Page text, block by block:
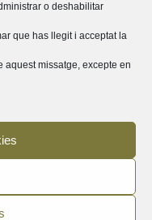
o deshabilitar
que has llegit i acceptat la
aquest missatge, excepte en